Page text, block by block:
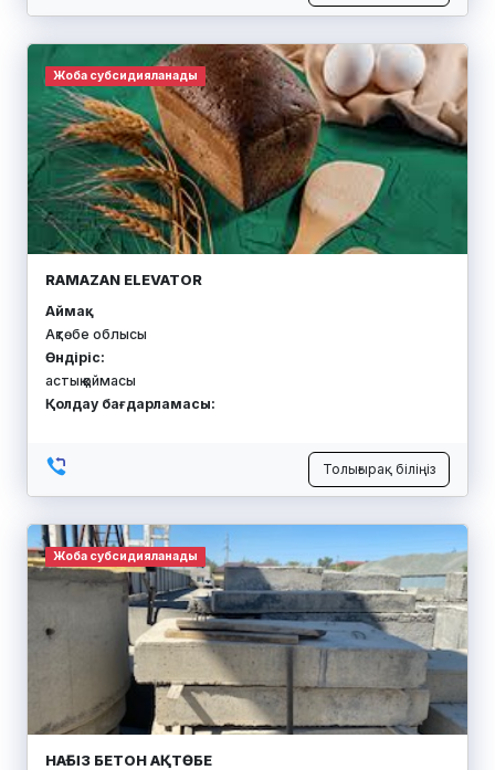
Жоба субсидияланады
RAMAZAN ELEVATOR
Аймақ:
Ақтөбе облысы
Өндіріс:
астық қоймасы
Қолдау бағдарламасы:
Толығырақ біліңіз
Жоба субсидияланады
НАҒЫЗ БЕТОН АҚТӨБЕ